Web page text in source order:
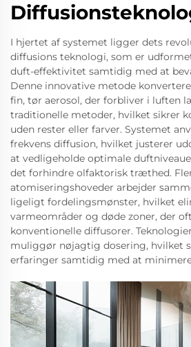
I hjertet af systemet ligger dets
diffusions teknologi, som er
duft-effektivitet samtidig med at
Denne innovative metode
fin, tør aerosol, der forbliver i luften
traditionelle metoder, hvilket sikrer
uden rester eller farver. Systemet
frekvens diffusion, hvilket justerer
at vedligeholde optimale
det forhindre olfaktorisk træthed.
atomiseringshoveder arbejder
ligeligt fordelingsmønster, hvilket
varmeområder og døde zoner, der
konventionelle diffusorer.
muliggør nøjagtig dosering, hvilket
erfaringer samtidig med at